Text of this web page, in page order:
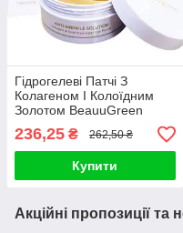
Гідрогелеві Патчі З
Колагеном І Колоїдним
Золотом BeauuGreen
Collagen & Gold Hydrogel
Eye Patch
236,25 ₴ 262,50 ₴
Купити
Акційні пропозиції та